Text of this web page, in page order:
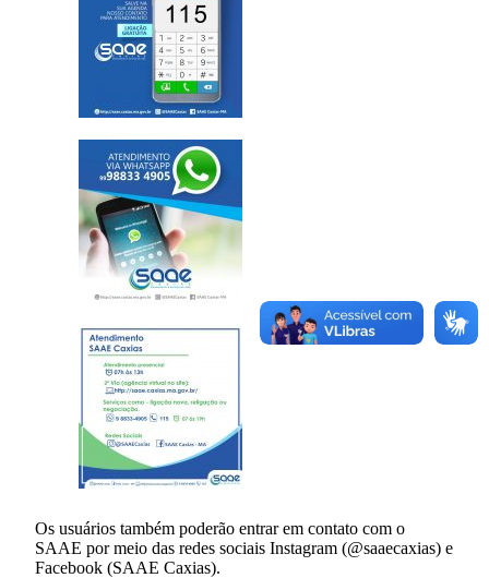
Os usuários também poderão entrar em contato com o
SAAE por meio das redes sociais Instagram (@saaecaxias) e
Facebook (SAAE Caxias).